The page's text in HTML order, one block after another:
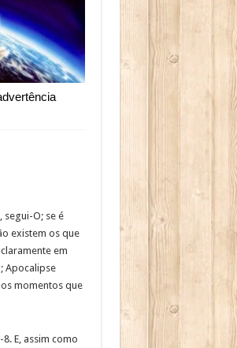
segui-O; se é
existem os que
em
Apocalipse
momentos que
E, assim como